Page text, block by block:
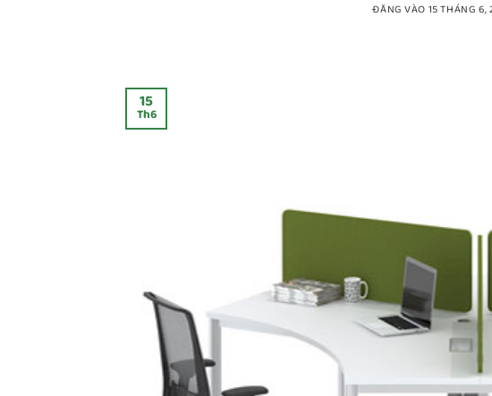
ĐĂNG VÀO 15 THÁNG 6,
15
Th6